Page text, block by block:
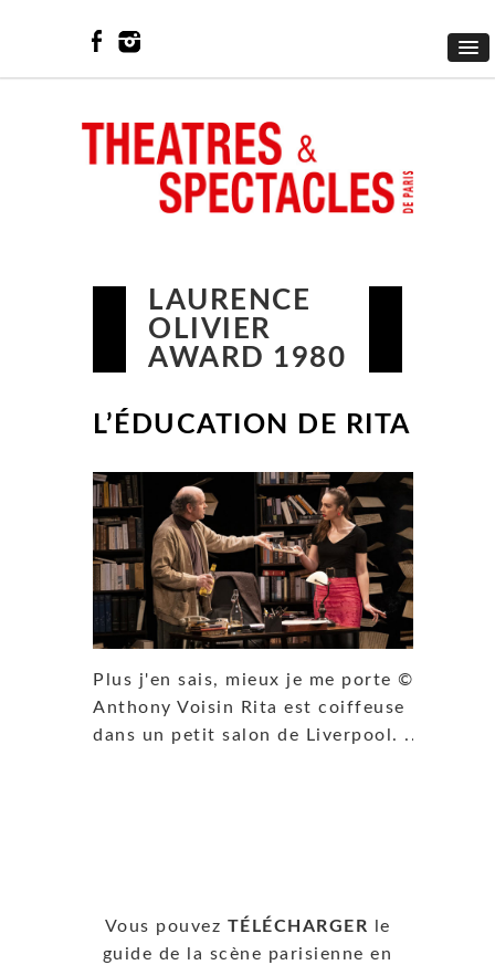
LAURENCE
OLIVIER
AWARD 1980
L’ÉDUCATION DE RITA
Plus j'en sais, mieux je me porte ©
Anthony Voisin Rita est coiffeuse
dans un petit salon de Liverpool. ...
Vous pouvez TÉLÉCHARGER le
guide de la scène parisienne en